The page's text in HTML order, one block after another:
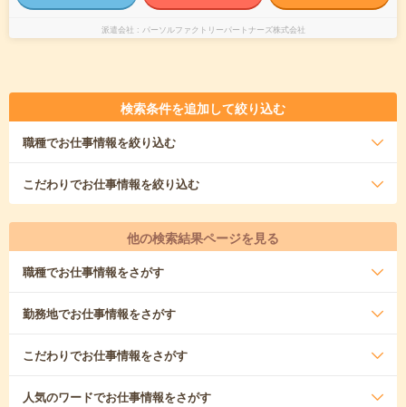
派遣会社 パーソルファクトリーパートナーズ株式会社
検索条件を追加して絞り込む
職種でお仕事情報を絞り込む
こだわりでお仕事情報を絞り込む
他の検索結果ページを見る
職種でお仕事情報をさがす
勤務地でお仕事情報をさがす
こだわりでお仕事情報をさがす
人気のワードでお仕事情報をさがす